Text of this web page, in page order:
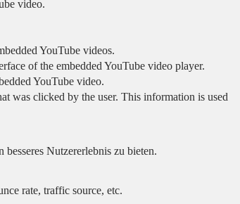
video.
YouTube videos.
of the embedded YouTube video player.
YouTube video.
was clicked by the user. This information is used
Nutzererlebnis zu bieten.
rate, traffic source, etc.